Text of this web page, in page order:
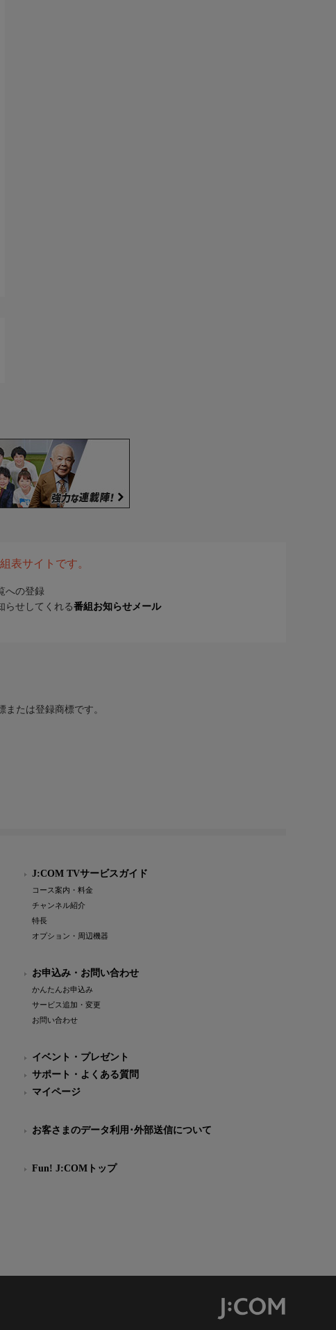
表サイトです。
への登録
らせしてくれる番組お知らせメール
たは登録商標です。
J:COM TVサービスガイド
コース案内・料金
チャンネル紹介
特長
オプション・周辺機器
お申込み・お問い合わせ
かんたんお申込み
サービス追加・変更
お問い合わせ
イベント・プレゼント
サポート・よくある質問
マイページ
お客さまのデータ利用･外部送信について
Fun! J:COMトップ